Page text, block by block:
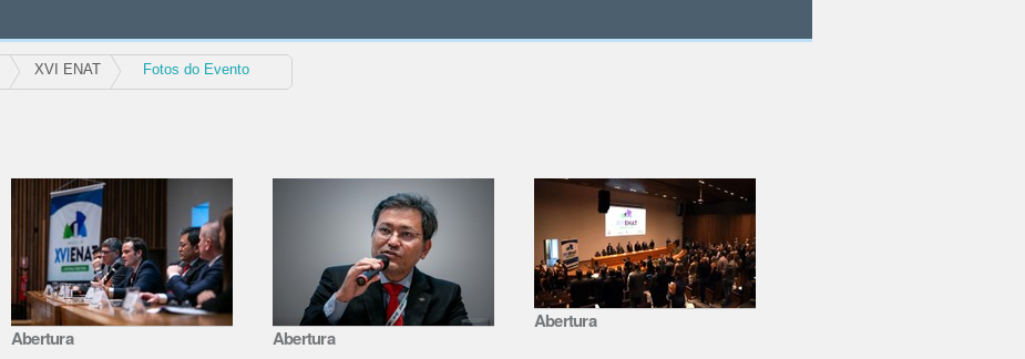
XVI ENAT Fotos do Evento
Abertura Abertura
Abertura